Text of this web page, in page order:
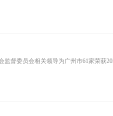
督委员会相关领导为广州市61家荣获